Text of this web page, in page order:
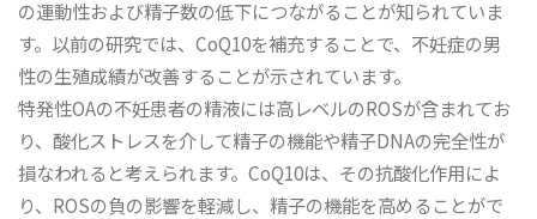
の運動性および精子数の低下につながることが知られていま
す。以前の研究では、CoQ10を補充することで、不妊症の男
性の生殖成績が改善することが示されています。
特発性OAの不妊患者の精液には高レベルのROSが含まれてお
り、酸化ストレスを介して精子の機能や精子DNAの完全性が
損なわれると考えられます。CoQ10は、その抗酸化作用によ
り、ROSの負の影響を軽減し、精子の機能を高めることがで